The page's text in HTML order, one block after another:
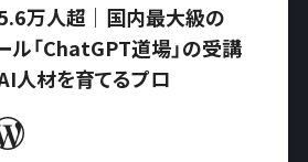
万人超｜国内最大級の
「ChatGPT道場」の受講
人材を育てるプロ